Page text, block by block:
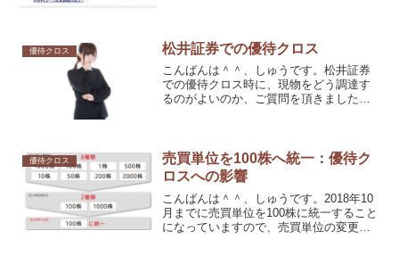
優待クロス 松井証券での優待クロス
こんばんは＾＾、しゅうです。松井証券
での優待クロス時に、現物をどう調達す
るのがよいのか、ご質問を頂きましたの
優待クロス
売買単位を100株へ統一：優待ク
ロスへの影響
こんばんは＾＾、しゅうです。2018年10
月までに売買単位を100株に統一すること
になっていますので、売買単位の変更の